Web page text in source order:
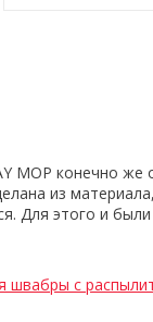
MOP конечно же
из
Для этого и
с